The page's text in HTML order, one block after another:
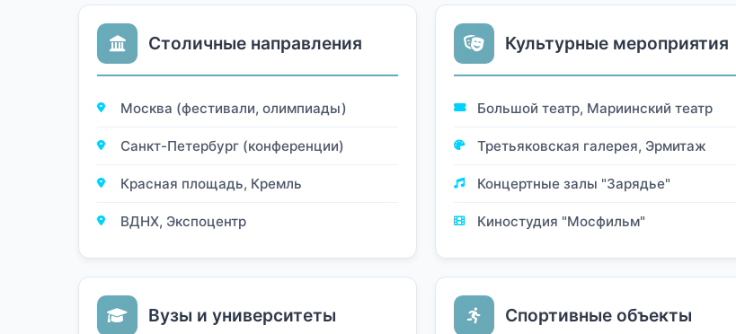
Столичные направления
Москва (фестивали, олимпиады)
Санкт-Петербург (конференции)
Красная площадь, Кремль
ВДНХ, Экспоцентр
Культурные мероприятия
Большой театр, Мариинский театр
Третьяковская галерея, Эрмитаж
Концертные залы "Зарядье"
Киностудия "Мосфильм"
Вузы и университеты Спортивные объекты